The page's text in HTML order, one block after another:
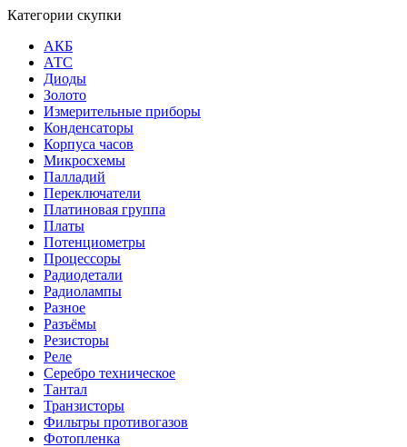
Категории скупки
АКБ
АТС
Диоды
Золото
Измерительные приборы
Конденсаторы
Корпуса часов
Микросхемы
Палладий
Переключатели
Платиновая группа
Платы
Потенциометры
Процессоры
Радиодетали
Радиолампы
Разное
Разъёмы
Резисторы
Реле
Серебро техническое
Тантал
Транзисторы
Фильтры противогазов
Фотопленка